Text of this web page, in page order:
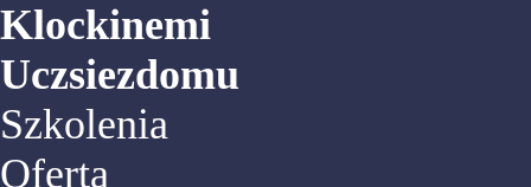
Klockinemi
Uczsiezdomu
Szkolenia
Oferta